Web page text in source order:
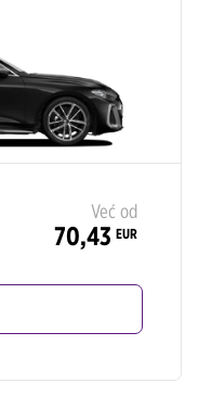
Već od
70,43 EUR